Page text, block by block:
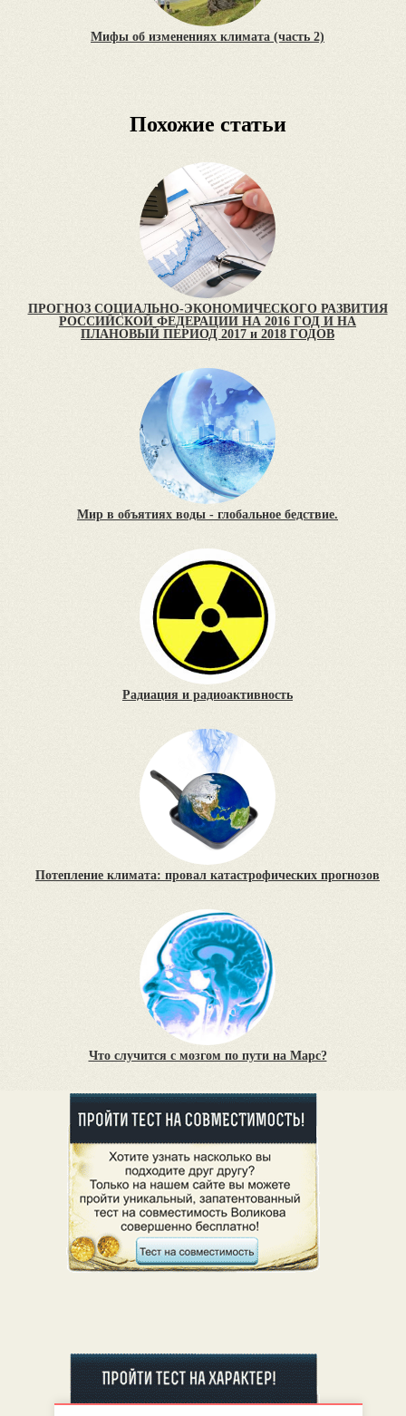
Мифы об изменениях климата (часть 2)
Похожие статьи
ПРОГНОЗ СОЦИАЛЬНО-ЭКОНОМИЧЕСКОГО РАЗВИТИЯ
РОССИЙСКОЙ ФЕДЕРАЦИИ НА 2016 ГОД И НА
ПЛАНОВЫЙ ПЕРИОД 2017 и 2018 ГОДОВ
Мир в объятиях воды - глобальное бедствие.
Радиация и радиоактивность
Потепление климата: провал катастрофических прогнозов
Что случится с мозгом по пути на Марс?